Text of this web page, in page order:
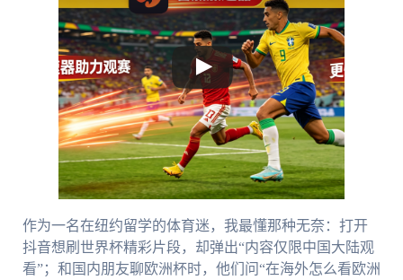
作为一名在纽约留学的体育迷，我最懂那种无奈：打开
抖音想刷世界杯精彩片段，却弹出“内容仅限中国大陆观
看”；和国内朋友聊欧洲杯时，他们问“在海外怎么看欧洲